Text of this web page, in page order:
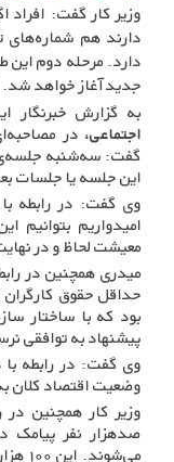
وزیر کار گفت: افراد
دارند هم
دارد. مرحله دوم این
جدید آغاز خواهد شد.
به گزارش خبرنگار
اجتماعی، در
گفت: سه‌شنبه جلسه‌ی
این جلسه یا جلسات
وی گفت: در رابطه
امیدواریم
معیشت لحاظ و در
میدری همچنین در
حداقل حقوق
بود که با ساختار
پیشنهاد به توافقی
وی گفت: در رابطه
وضعیت اقتصاد کلان
وزیر کار همچنین در
صدهزار نفر پیامک